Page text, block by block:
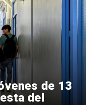
de 13
del